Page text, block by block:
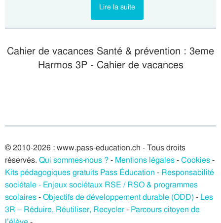
Lire la suite
Cahier de vacances Santé & prévention : 3eme
Harmos 3P - Cahier de vacances
© 2010-2026 : www.pass-education.ch - Tous droits
réservés. Qui sommes-nous ? - Mentions légales-Cookies-
Kits pédagogiques gratuits Pass Éducation - Responsabilité
sociétale - Enjeux sociétaux RSE / RSO & programmes
scolaires-Objectifs de développement durable (ODD) - Les
3R – Réduire, Réutiliser, Recycler- Parcours citoyen de